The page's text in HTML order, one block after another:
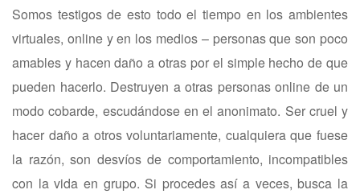
Somos testigos de esto todo el tiempo en los ambientes
virtuales, online y en los medios – personas que son poco
amables y hacen daño a otras por el simple hecho de que
pueden hacerlo. Destruyen a otras personas online de un
modo cobarde, escudándose en el anonimato. Ser cruel y
hacer daño a otros voluntariamente, cualquiera que fuese
la razón, son desvíos de comportamiento, incompatibles
con la vida en grupo. Si procedes así a veces, busca la